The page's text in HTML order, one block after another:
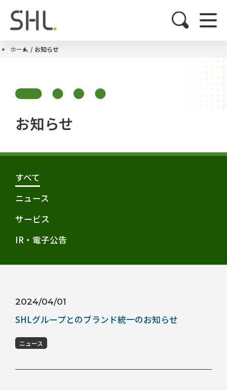
ホーム お知らせ
お知らせ
すべて
ニュース
サービス
IR・電子公告
2024/04/01
SHLグループとのブランド統一のお知らせ
ニュース